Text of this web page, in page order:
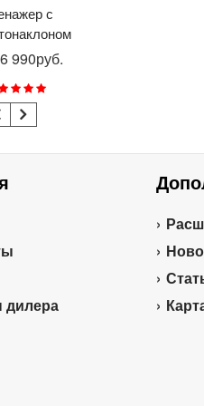
с
GYM
PRO
(new)
990руб.
дилера